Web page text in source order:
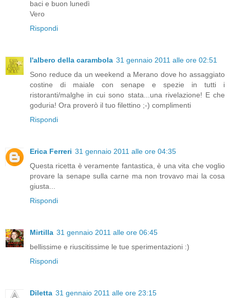
baci e buon lunedì
Vero
Rispondi
l'albero della carambola 31 gennaio 2011 alle ore 02:51
Sono reduce da un weekend a Merano dove ho assaggiato
costine di maiale con senape e spezie in tutti i
ristoranti/malghe in cui sono stata...una rivelazione! E che
goduria! Ora proverò il tuo filettino ;-) complimenti
Rispondi
Erica Ferreri 31 gennaio 2011 alle ore 04:35
Questa ricetta è veramente fantastica, è una vita che voglio
provare la senape sulla carne ma non trovavo mai la cosa
giusta...
Rispondi
Mirtilla 31 gennaio 2011 alle ore 06:45
bellissime e riuscitissime le tue sperimentazioni :)
Rispondi
Diletta 31 gennaio 2011 alle ore 23:15